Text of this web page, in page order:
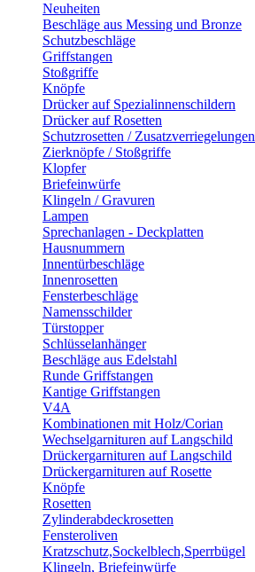
Neuheiten
Beschläge aus Messing und Bronze
Schutzbeschläge
Griffstangen
Stoßgriffe
Knöpfe
Drücker auf Spezialinnenschildern
Drücker auf Rosetten
Schutzrosetten / Zusatzverriegelungen
Zierknöpfe / Stoßgriffe
Klopfer
Briefeinwürfe
Klingeln / Gravuren
Lampen
Sprechanlagen - Deckplatten
Hausnummern
Innentürbeschläge
Innenrosetten
Fensterbeschläge
Namensschilder
Türstopper
Schlüsselanhänger
Beschläge aus Edelstahl
Runde Griffstangen
Kantige Griffstangen
V4A
Kombinationen mit Holz/Corian
Wechselgarnituren auf Langschild
Drückergarnituren auf Langschild
Drückergarnituren auf Rosette
Knöpfe
Rosetten
Zylinderabdeckrosetten
Fensteroliven
Kratzschutz,Sockelblech,Sperrbügel
Klingeln, Briefeinwürfe